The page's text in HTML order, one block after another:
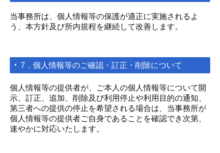
当事務所は、個人情報等の保護が適正に実施されるよ
う、本方針及び所内規程を継続して改善します。
7．個人情報等のご確認・訂正・削除について
個人情報等の提供者が、ご本人の個人情報等について開
示、訂正、追加、削除及び利用停止や利用目的の通知、
第三者への提供の停止を希望される場合は、当事務所が
個人情報等の提供者ご自身であることを確認でき次第、
速やかに対応いたします。